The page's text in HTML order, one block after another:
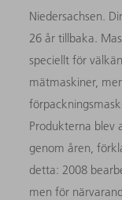
Niedersachsen.
26 år tillbaka.
speciellt för
mätmaskiner,
Produkterna blev
genom åren,
detta: 2008
men för